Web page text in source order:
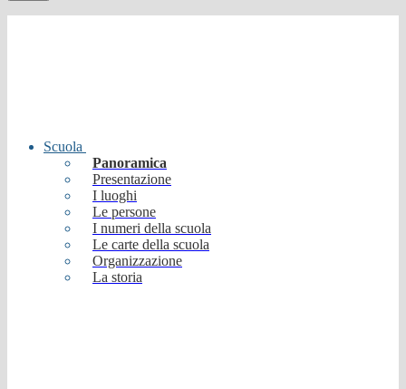
Scuola
Panoramica
Presentazione
I luoghi
Le persone
I numeri della scuola
Le carte della scuola
Organizzazione
La storia